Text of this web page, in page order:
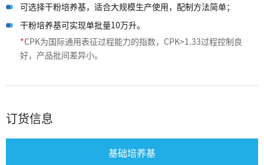
可选择干粉培养基，适合大规模生产使用，配制方法简单；
干粉培养基可实现单批量10万升。
*CPK为国际通用表征过程能力的指数，CPK>1.33过程控制良
好，产品批间差异小。
订货信息
基础培养基